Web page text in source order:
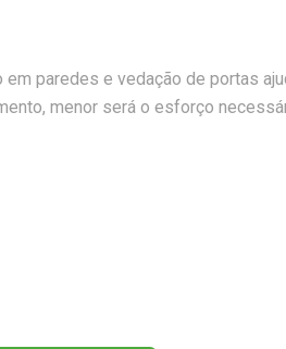
paredes e vedação de portas
menor será o esforço